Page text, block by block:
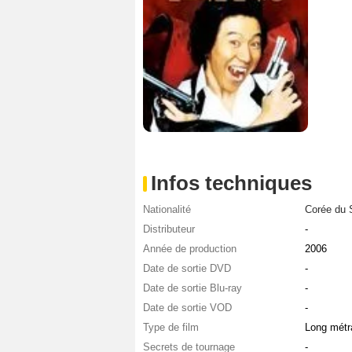
Infos techniques
Nationalité
Corée du
Distributeur
-
Année de production
2006
Date de sortie DVD
-
Date de sortie Blu-ray
-
Date de sortie VOD
-
Type de film
Long
Secrets de tournage
-